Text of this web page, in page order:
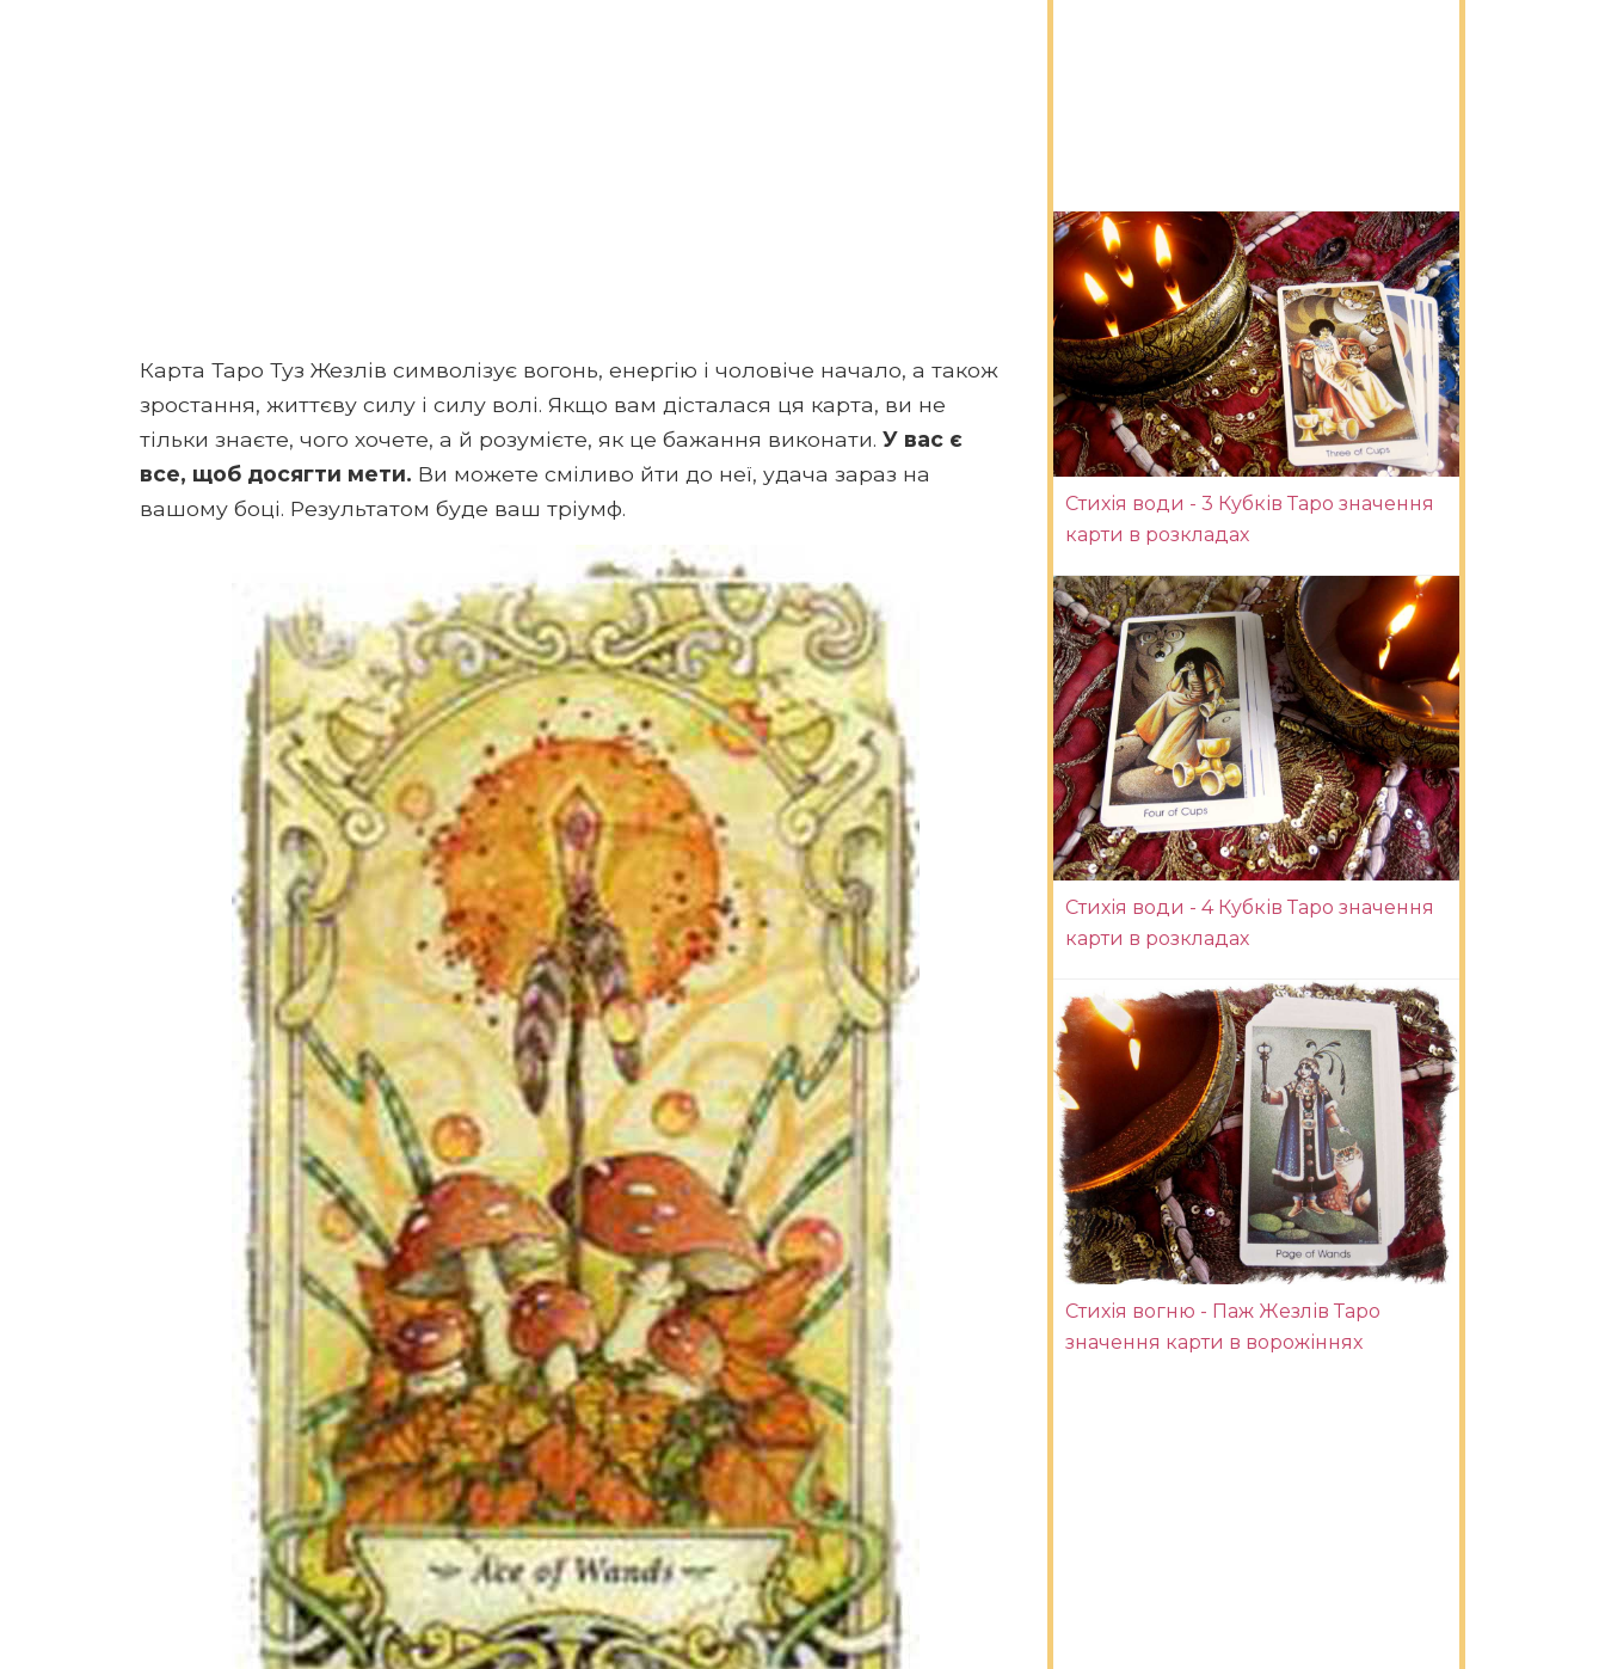
Карта Таро Туз Жезлів символізує вогонь, енергію і чоловіче начало, а також
зростання, життєву силу і силу волі. Якщо вам дісталася ця карта, ви не
тільки знаєте, чого хочете, а й розумієте, як це бажання виконати. У вас є
все, щоб досягти мети. Ви можете сміливо йти до неї, удача зараз на
вашому боці. Результатом буде ваш тріумф.
Стихія води - 3 Кубків Таро значення
карти в розкладах
Стихія води - 4 Кубків Таро значення
карти в розкладах
Стихія вогню - Паж Жезлів Таро
значення карти в ворожіннях